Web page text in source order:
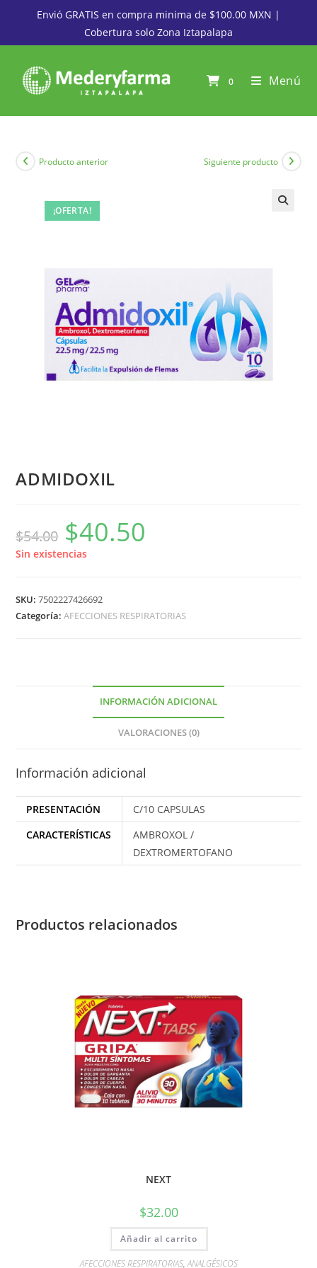
Envió GRATIS en compra minima de $100.00 MXN |
Cobertura solo Zona Iztapalapa
0 Menú
¡OFERTA!
Producto anterior Siguiente producto
ADMIDOXIL
$54.00 $40.50
Sin existencias
SKU:7502227426692
Categoría:AFECCIONES RESPIRATORIAS
INFORMACIÓN ADICIONAL
VALORACIONES (0)
Información adicional
PRESENTACIÓN
C/10 CAPSULAS
CARACTERÍSTICAS
AMBROXOL /
DEXTROMERTOFANO
Productos relacionados
NEXT
$32.00
Añadir al carrito
AFECCIONES RESPIRATORIAS,ANALGÉSICOS